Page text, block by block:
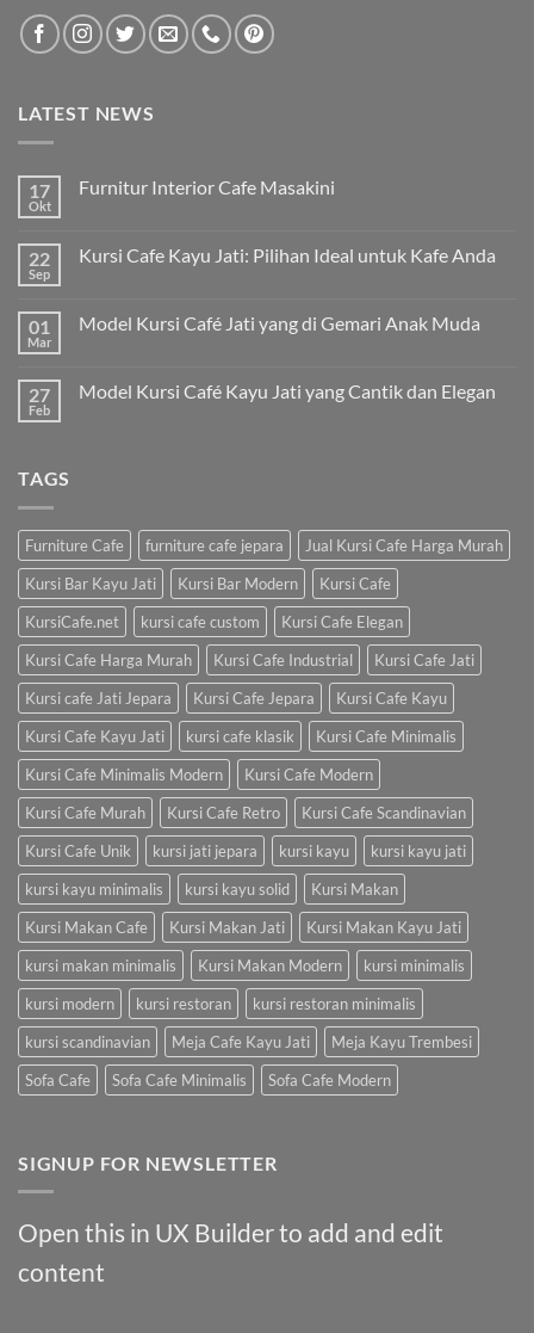
LATEST NEWS
17
Okt
Furnitur Interior Cafe Masakini
22
Sep
Kursi Cafe Kayu Jati: Pilihan Ideal untuk Kafe Anda
01
Mar
Model Kursi Café Jati yang di Gemari Anak Muda
27
Feb
Model Kursi Café Kayu Jati yang Cantik dan Elegan
TAGS
Furniture Cafe furniture cafe jepara
Jual Kursi Cafe Harga Murah
Kursi Bar Kayu Jati
Kursi Bar Modern
Kursi Cafe
KursiCafe.net
kursi cafe custom
Kursi Cafe Elegan
Kursi Cafe Harga Murah
Kursi Cafe Industrial
Kursi Cafe Jati
Kursi cafe Jati Jepara
Kursi Cafe Jepara
Kursi Cafe Kayu
Kursi Cafe Kayu Jati
kursi cafe klasik
Kursi Cafe Minimalis
Kursi Cafe Minimalis Modern
Kursi Cafe Modern
Kursi Cafe Murah
Kursi Cafe Retro
Kursi Cafe Scandinavian
Kursi Cafe Unik
kursi jati jepara kursi kayu
kursi kayu jati
kursi kayu minimalis
kursi kayu solid
Kursi Makan
Kursi Makan Cafe
Kursi Makan Jati
Kursi Makan Kayu Jati
kursi makan minimalis
Kursi Makan Modern
kursi minimalis
kursi modern
kursi restoran
kursi restoran minimalis
kursi scandinavian
Meja Cafe Kayu Jati
Meja Kayu Trembesi
Sofa Cafe
Sofa Cafe Minimalis Sofa Cafe Modern
SIGNUP FOR NEWSLETTER
Open this in UX Builder to add and edit
content